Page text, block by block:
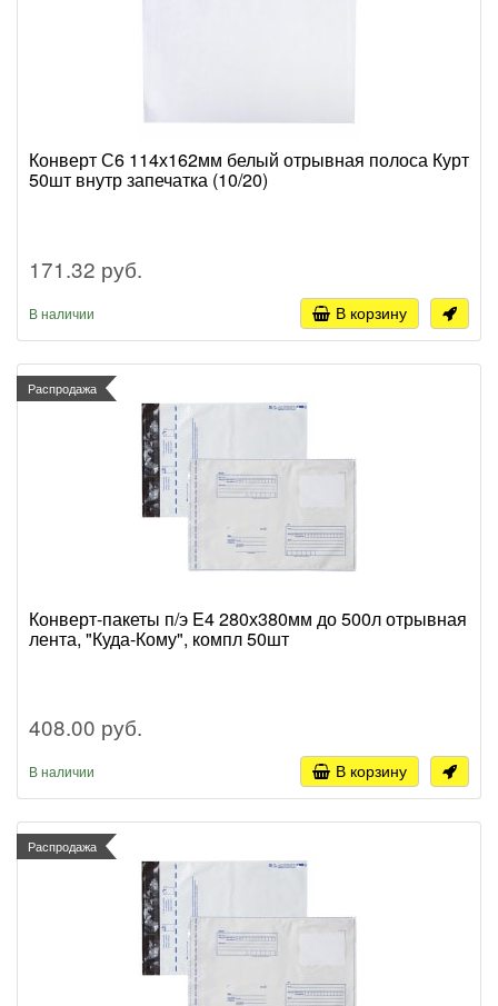
Конверт С6 114х162мм белый отрывная полоса Курт
50шт внутр запечатка (10/20)
171.32 руб.
В наличии В корзину
Распродажа
Конверт-пакеты п/э E4 280х380мм до 500л отрывная
лента, "Куда-Кому", компл 50шт
408.00 руб.
В наличии В корзину
Распродажа